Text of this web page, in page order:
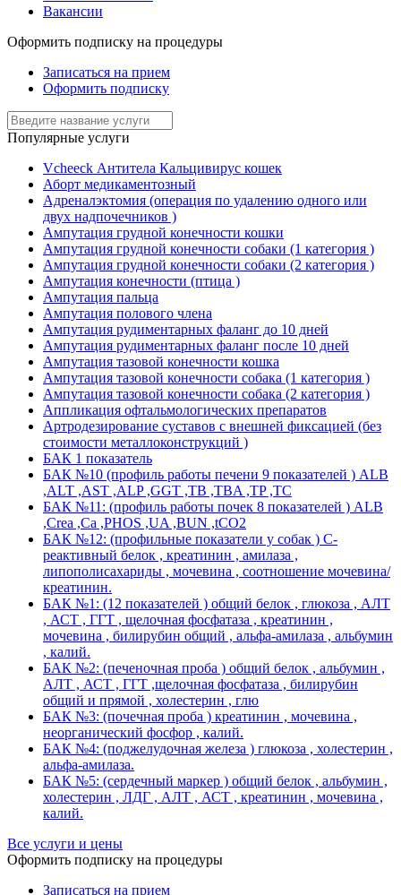
Вакансии
Оформить подписку на процедуры
Записаться на прием
Оформить подписку
Популярные услуги
Vcheeck Антитела Кальцивирус кошек
Аборт медикаментозный
Адреналэктомия (операция по удалению одного или
двух надпочечников )
Ампутация грудной конечности кошки
Ампутация грудной конечности собаки (1 категория )
Ампутация грудной конечности собаки (2 категория )
Ампутация конечности (птица )
Ампутация пальца
Ампутация полового члена
Ампутация рудиментарных фаланг до 10 дней
Ампутация рудиментарных фаланг после 10 дней
Ампутация тазовой конечности кошка
Ампутация тазовой конечности собака (1 категория )
Ампутация тазовой конечности собака (2 категория )
Аппликация офтальмологических препаратов
Артродезирование суставов с внешней фиксацией (без
стоимости металлоконструкций )
БАК 1 показатель
БАК №10 (профиль работы печени 9 показателей ) ALB
,ALT ,AST ,ALP ,GGT ,TB ,TBA ,TP ,TC
БАК №11: (профиль работы почек 8 показателей ) ALB
,Crea ,Ca ,PHOS ,UA ,BUN ,tCO2
БАК №12: (профильные показатели у собак ) С-
реактивный белок , креатинин , амилаза ,
липополисахариды , мочевина , соотношение мочевина/
креатинин.
БАК №1: (12 показателей ) общий белок , глюкоза , АЛТ
, АСТ , ГГТ , щелочная фосфатаза , креатинин ,
мочевина , билирубин общий , альфа-амилаза , альбумин
, калий.
БАК №2: (печеночная проба ) общий белок , альбумин ,
АЛТ , АСТ , ГГТ ,щелочная фосфатаза , билирубин
общий и прямой , холестерин , глю
БАК №3: (почечная проба ) креатинин , мочевина ,
неорганический фосфор , калий.
БАК №4: (поджелудочная железа ) глюкоза , холестерин ,
альфа-амилаза.
БАК №5: (сердечный маркер ) общий белок , альбумин ,
холестерин , ЛДГ , АЛТ , АСТ , креатинин , мочевина ,
калий.
Все услуги и цены
Оформить подписку на процедуры
Записаться на прием